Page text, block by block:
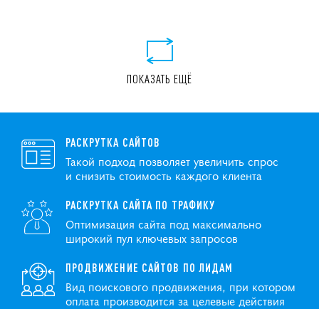
ПОКАЗАТЬ ЕЩЁ
РАСКРУТКА САЙТОВ
Такой подход позволяет увеличить спрос
и снизить стоимость каждого клиента
РАСКРУТКА САЙТА ПО ТРАФИКУ
Оптимизация сайта под максимально
широкий пул ключевых запросов
ПРОДВИЖЕНИЕ САЙТОВ ПО ЛИДАМ
Вид поискового продвижения, при котором
оплата производится за целевые действия